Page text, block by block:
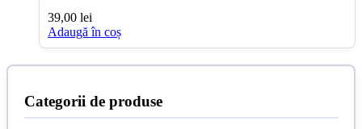
39,00 lei
Adaugă în coș
Categorii de produse